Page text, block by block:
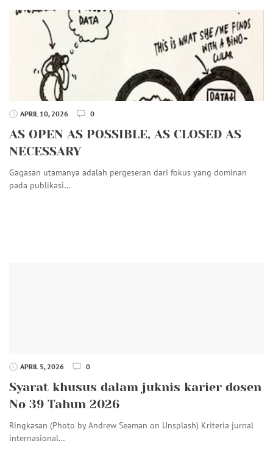
APRIL 10, 2026 0
AS OPEN AS POSSIBLE, AS CLOSED AS
NECESSARY
Gagasan utamanya adalah pergeseran dari fokus yang dominan
pada publikasi…
APRIL 5, 2026 0
Syarat khusus dalam juknis karier dosen
No 39 Tahun 2026
Ringkasan (Photo by Andrew Seaman on Unsplash) Kriteria jurnal
internasional…